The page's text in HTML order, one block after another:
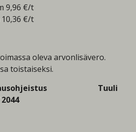
9,96 €/t
€/t
oleva arvonlisävero.
toistaiseksi.
Tuuli